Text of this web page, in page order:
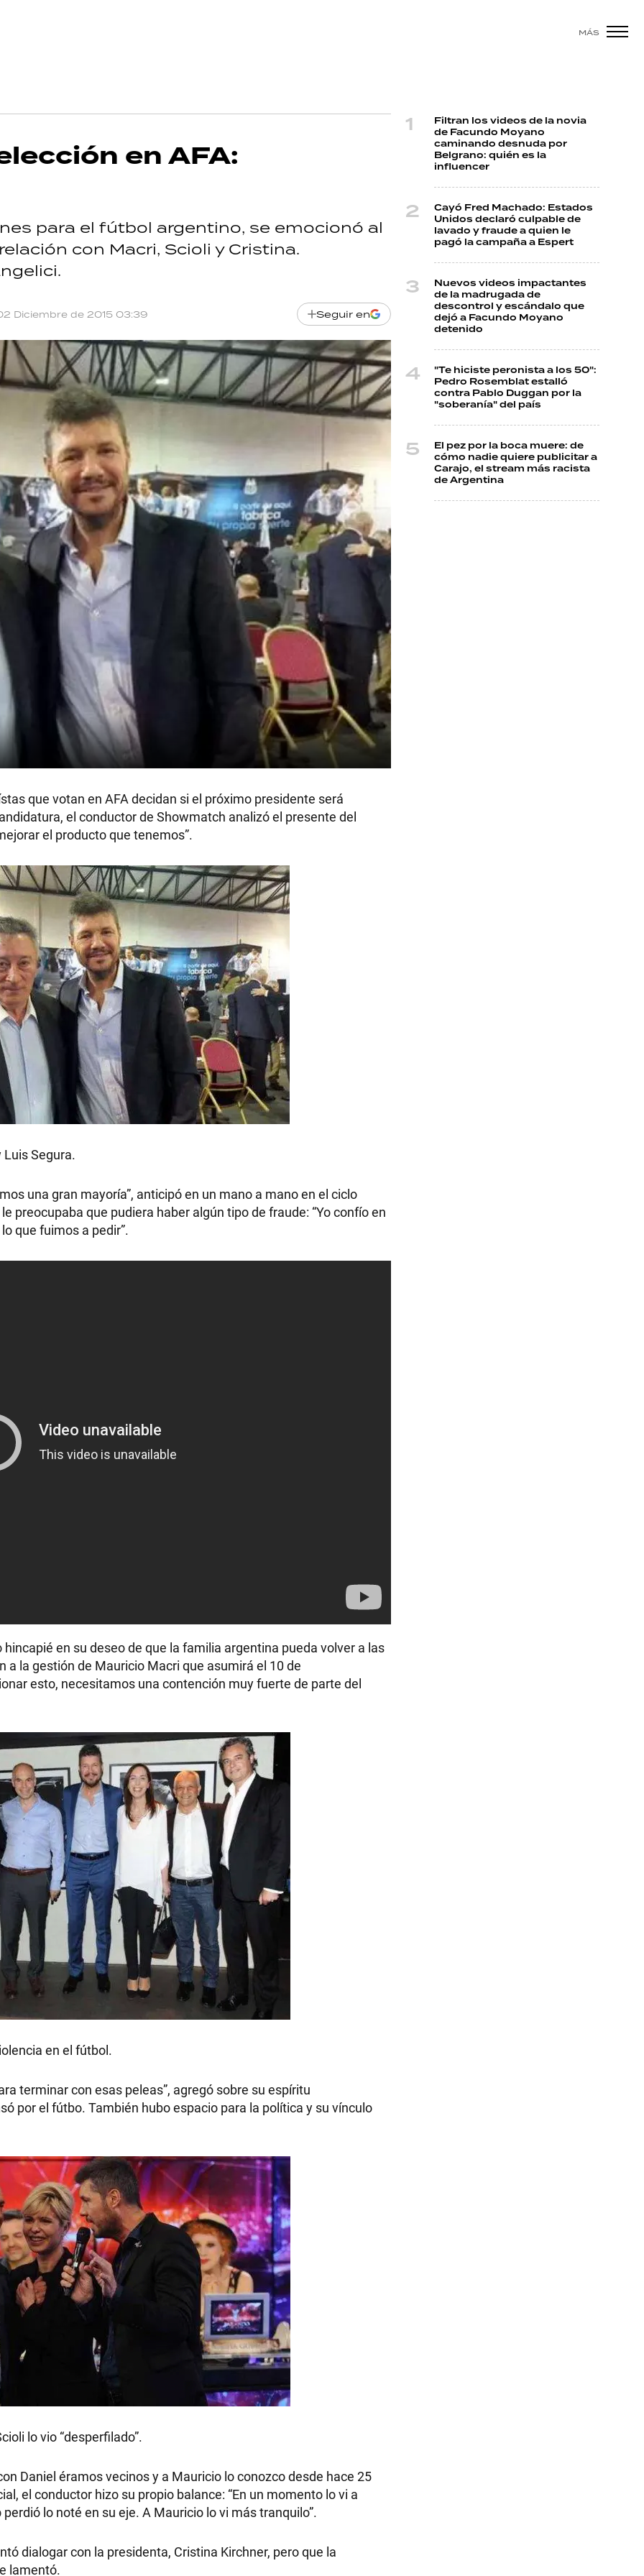
MÁS
en AFA:
para el fútbol argentino, se emocionó al
con Macri, Scioli y Cristina.
Diciembre de 2015 03:39 Seguir en
que votan en AFA decidan si el próximo presidente será
el conductor de Showmatch analizó el presente del
el producto que tenemos”.
Segura.
una gran mayoría”, anticipó en un mano a mano en el ciclo
preocupaba que pudiera haber algún tipo de fraude: “Yo confío en
que fuimos a pedir”.
en su deseo de que la familia argentina pueda volver a las
a la gestión de Mauricio Macri que asumirá el 10 de
esto, necesitamos una contención muy fuerte de parte del
en el fútbol.
terminar con esas peleas”, agregó sobre su espíritu
por el fútbo. También hubo espacio para la política y su vínculo
lo vio “desperfilado”.
Daniel éramos vecinos y a Mauricio lo conozco desde hace 25
el conductor hizo su propio balance: “En un momento lo vi a
lo noté en su eje. A Mauricio lo vi más tranquilo”.
dialogar con la presidenta, Cristina Kirchner, pero que la
lamentó.
Filtran los videos de la novia
de Facundo Moyano
caminando desnuda por
Belgrano: quién es la
influencer
Cayó Fred Machado: Estados
Unidos declaró culpable de
lavado y fraude a quien le
pagó la campaña a Espert
Nuevos videos impactantes
de la madrugada de
descontrol y escándalo que
dejó a Facundo Moyano
detenido
"Te hiciste peronista a los 50":
Pedro Rosemblat estalló
contra Pablo Duggan por la
"soberanía" del país
El pez por la boca muere: de
cómo nadie quiere publicitar a
Carajo, el stream más racista
de Argentina